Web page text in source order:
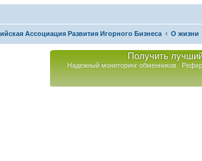
Ассоциация Развития Игорного Бизнеса О жизни
Получить
Надежный мониторинг обменников